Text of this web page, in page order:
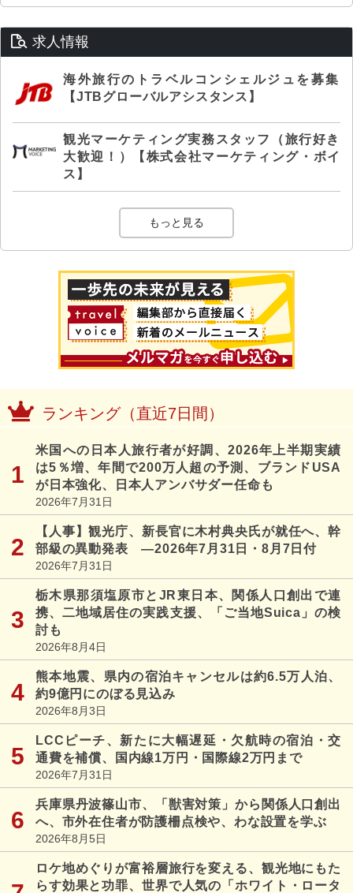
求人情報
海外旅行のトラベルコンシェルジュを募集
【JTBグローバルアシスタンス】
観光マーケティング実務スタッフ（旅行好き
大歓迎！）【株式会社マーケティング・ボイ
ス】
もっと見る
ランキング（直近7日間）
米国への日本人旅行者が好調、2026年上半期実績
は5％増、年間で200万人超の予測、ブランドUSA
が日本強化、日本人アンバサダー任命も
2026年7月31日
【人事】観光庁、新長官に木村典央氏が就任へ、幹
部級の異動発表 ―2026年7月31日・8月7日付
2026年7月31日
栃木県那須塩原市とJR東日本、関係人口創出で連
携、二地域居住の実践支援、「ご当地Suica」の検
討も
2026年8月4日
熊本地震、県内の宿泊キャンセルは約6.5万人泊、
約9億円にのぼる見込み
2026年8月3日
LCCピーチ、新たに大幅遅延・欠航時の宿泊・交
通費を補償、国内線1万円・国際線2万円まで
2026年7月31日
兵庫県丹波篠山市、「獣害対策」から関係人口創出
へ、市外在住者が防護柵点検や、わな設置を学ぶ
2026年8月5日
ロケ地めぐりが富裕層旅行を変える、観光地にもた
らす効果と功罪、世界で人気の「ホワイト・ロータ